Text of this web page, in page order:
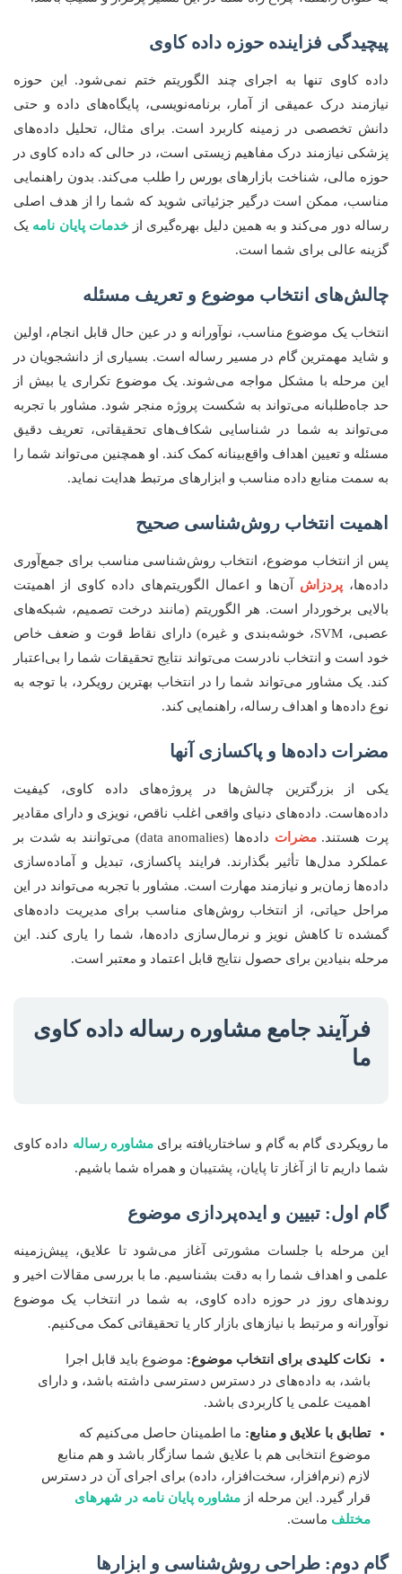
پیچیدگی فزاینده حوزه داده کاوی
داده کاوی تنها به اجرای چند الگوریتم ختم نمی‌شود. این حوزه
نیازمند درک عمیقی از آمار، برنامه‌نویسی، پایگاه‌های داده و حتی
دانش تخصصی در زمینه کاربرد است. برای مثال، تحلیل داده‌های
پزشکی نیازمند درک مفاهیم زیستی است، در حالی که داده کاوی در
حوزه مالی، شناخت بازارهای بورس را طلب می‌کند. بدون راهنمایی
مناسب، ممکن است درگیر جزئیاتی شوید که شما را از هدف اصلی
رساله دور می‌کند و به همین دلیل بهره‌گیری از خدمات پایان نامه یک
گزینه عالی برای شما است.
چالش‌های انتخاب موضوع و تعریف مسئله
انتخاب یک موضوع مناسب، نوآورانه و در عین حال قابل انجام، اولین
و شاید مهمترین گام در مسیر رساله است. بسیاری از دانشجویان در
این مرحله با مشکل مواجه می‌شوند. یک موضوع تکراری یا بیش از
حد جاه‌طلبانه می‌تواند به شکست پروژه منجر شود. مشاور با تجربه
می‌تواند به شما در شناسایی شکاف‌های تحقیقاتی، تعریف دقیق
مسئله و تعیین اهداف واقع‌بینانه کمک کند. او همچنین می‌تواند شما را
به سمت منابع داده مناسب و ابزارهای مرتبط هدایت نماید.
اهمیت انتخاب روش‌شناسی صحیح
پس از انتخاب موضوع، انتخاب روش‌شناسی مناسب برای جمع‌آوری
داده‌ها، پردزاش آن‌ها و اعمال الگوریتم‌های داده کاوی از اهمیتت
بالایی برخوردار است. هر الگوریتم (مانند درخت تصمیم، شبکه‌های
عصبی، SVM، خوشه‌بندی و غیره) دارای نقاط قوت و ضعف خاص
خود است و انتخاب نادرست می‌تواند نتایج تحقیقات شما را بی‌اعتبار
کند. یک مشاور می‌تواند شما را در انتخاب بهترین رویکرد، با توجه به
نوع داده‌ها و اهداف رساله، راهنمایی کند.
مضرات داده‌ها و پاکسازی آنها
یکی از بزرگترین چالش‌ها در پروژه‌های داده کاوی، کیفیت
داده‌هاست. داده‌های دنیای واقعی اغلب ناقص، نویزی و دارای مقادیر
پرت هستند.مضرات
داده‌ها (data anomalies) می‌توانند به شدت بر
عملکرد مدل‌ها تأثیر بگذارند. فرایند پاکسازی، تبدیل و آماده‌سازی
داده‌ها زمان‌بر و نیازمند مهارت است. مشاور با تجربه می‌تواند در این
مراحل حیاتی، از انتخاب روش‌های مناسب برای مدیریت داده‌های
گمشده تا کاهش نویز و نرمال‌سازی داده‌ها، شما را یاری کند. این
مرحله بنیادین برای حصول نتایج قابل اعتماد و معتبر است.
فرآیند جامع مشاوره رساله داده کاوی
ما
ما رویکردی گام به گام و ساختاریافته برایمشاوره رساله داده کاوی
شما داریم تا از آغاز تا پایان، پشتیبان و همراه شما باشیم.
گام اول: تبیین و ایده‌پردازی موضوع
این مرحله با جلسات مشورتی آغاز می‌شود تا علایق، پیش‌زمینه
علمی و اهداف شما را به دقت بشناسیم. ما با بررسی مقالات اخیر و
روندهای روز در حوزه داده کاوی، به شما در انتخاب یک موضوع
نوآورانه و مرتبط با نیازهای بازار کار یا تحقیقاتی کمک می‌کنیم.
نکات کلیدی برای انتخاب موضوع: موضوع باید قابل اجرا
باشد، به داده‌های در دسترس دسترسی داشته باشد، و دارای
اهمیت علمی یا کاربردی باشد.
تطابق با علایق و منابع: ما اطمینان حاصل می‌کنیم که
موضوع انتخابی هم با علایق شما سازگار باشد و هم منابع
لازم (نرم‌افزار، سخت‌افزار، داده) برای اجرای آن در دسترس
قرار گیرد. این مرحله از مشاوره پایان نامه در شهرهای
مختلف ماست.
گام دوم: طراحی روش‌شناسی و ابزارها